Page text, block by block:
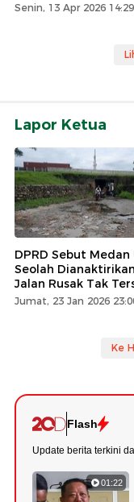
Senin, 13 Apr 2026
Lapor Ketua
DPRD Sebut
Seolah
Jalan Rusak Tak
Jumat, 23 Jan 2026
Ke
Flash
Update berita terkini
01:22